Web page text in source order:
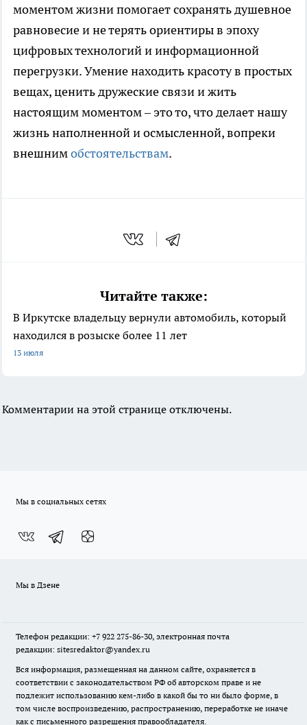
моментом жизни помогает сохранять душевное
равновесие и не терять ориентиры в эпоху
цифровых технологий и информационной
перегрузки. Умение находить красоту в простых
вещах, ценить дружеские связи и жить
настоящим моментом – это то, что делает нашу
жизнь наполненной и осмысленной, вопреки
внешнимобстоятельствам.
Читайте также:
В Иркутске владельцу вернули автомобиль, который
находился в розыске более 11 лет
13 июля
Комментарии на этой странице отключены.
Мы в социальных сетях
Мы в Дзене
Телефон редакции: +7 922 275-86-30, электронная почта
редакции: sitesredaktor@yandex.ru
Вся информация, размещенная на данном сайте, охраняется в
соответствии с законодательством РФ об авторском праве и не
подлежит использованию кем-либо в какой бы то ни было форме, в
том числе воспроизведению, распространению, переработке не иначе
как с письменного разрешения правообладателя.